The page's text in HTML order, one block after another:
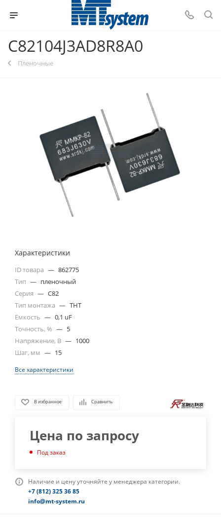
C82104J3AD8R8A0
Пленочные
Характеристики
ID товара — 862775
Тип — пленочный
Серия — C82
Тип монтажа — THT
Емкость — 0,1 uF
Точность, % — 5
Напряжение, В — 1000
Шаг, мм — 15
Все характеристики
В избранное Сравнить
Цена по запросу
Под заказ
Наличие и цену уточняйте у менеджера категории.
+7 (812) 325 36 85
info@mt-system.ru